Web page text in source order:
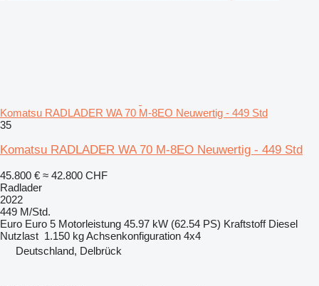
Komatsu RADLADER WA 70 M-8EO Neuwertig - 449 Std
35
Komatsu RADLADER WA 70 M-8EO Neuwertig - 449 Std
45.800 € ≈ 42.800 CHF
Radlader
2022
449 M/Std.
Euro Euro 5 Motorleistung 45.97 kW (62.54 PS) Kraftstoff Diesel
Nutzlast 1.150 kgAchsenkonfiguration 4x4
Deutschland, Delbrück